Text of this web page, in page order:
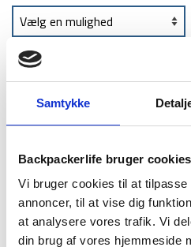
Samtykke
Backpackerlife bruger cookies
Vi bruger cookies til at tilpasse
annoncer, til at vise dig
at analysere vores trafik. Vi
din brug af vores hjemmeside
TILFØJ TIL
levering
499 kr